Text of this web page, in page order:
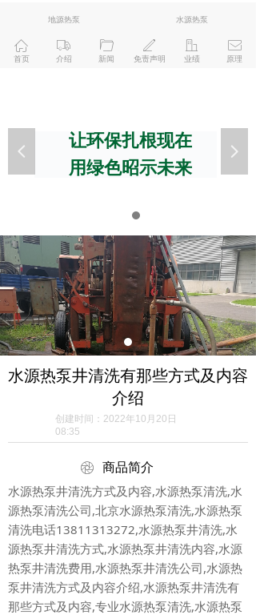
ꀇ
首页
ꄉ
介绍
ꄁ
新闻
ꄅ
免责声明
ꀶ
业绩
ꂘ
原理
让环保扎根现在
用绿色昭示未来
넳 넲
地源热泵 水源热泵
水源热泵井清洗有那些方式及内容
介绍
商品简介
创建时间： 2022年10月20日
08:35
水源热泵井清洗方式及内容,水源热泵清洗,水
源热泵清洗公司,北京水源热泵清洗,水源热泵
清洗电话13811313272,水源热泵井清洗,水
源热泵井清洗方式,水源热泵井清洗内容,水源
热泵井清洗费用,水源热泵井清洗公司,水源热
泵井清洗方式及内容介绍,水源热泵井清洗有
那些方式及内容,专业水源热泵清洗,水源热泵
ꁵ